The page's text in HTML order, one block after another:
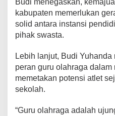
u
t
i
m
p
e
Budi menegaskan,
kabupaten memerlukan
solid antara instansi
pihak swasta.
Lebih lanjut, Budi
peran guru olahraga dalam
memetakan potensi atlet
sekolah.
“Guru olahraga adalah